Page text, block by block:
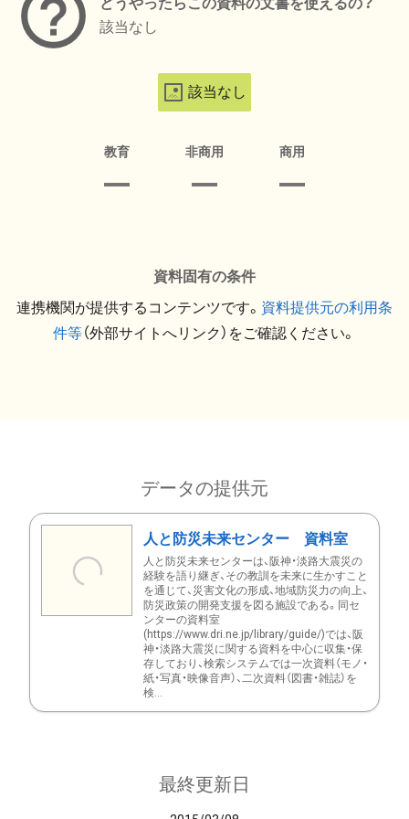
該当なし
該当なし
教育 非商用 商用
資料固有の条件
連携機関が提供するコンテンツです。 資料提供元の利用条
件等（外部サイトへリンク）をご確認ください。
データの提供元
人と防災未来センター 資料室
人と防災未来センターは、阪神・淡路大震災の
経験を語り継ぎ、その教訓を未来に生かすこと
を通じて、災害文化の形成、地域防災力の向上、
防災政策の開発支援を図る施設である。同セ
ンターの資料室
(https://www.dri.ne.jp/library/guide/)では、阪
神・淡路大震災に関する資料を中心に収集・保
存しており、検索システムでは一次資料（モノ・
紙・写真・映像音声）、二次資料（図書・雑誌）を
検...
最終更新日